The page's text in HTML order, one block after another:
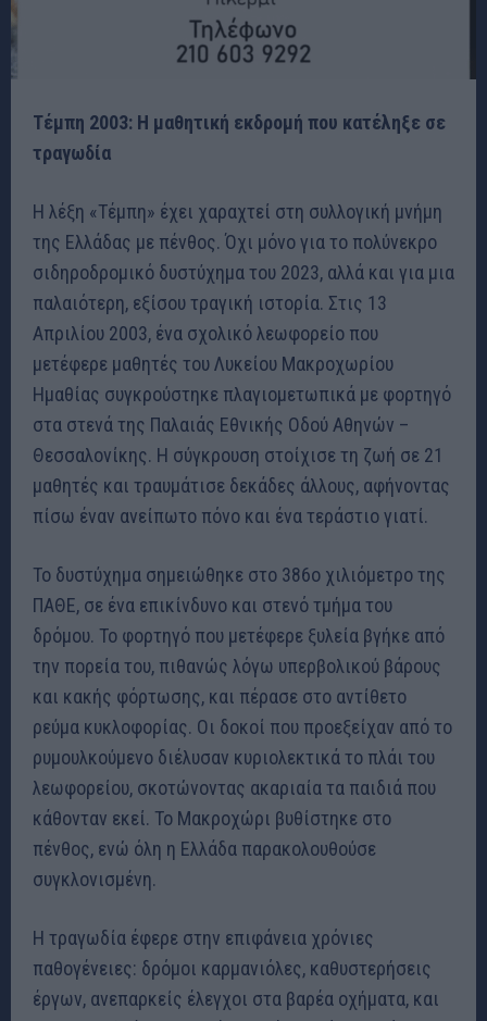
Τέμπη 2003: Η μαθητική εκδρομή που κατέληξε σε
τραγωδία
Η λέξη «Τέμπη» έχει χαραχτεί στη συλλογική μνήμη
της Ελλάδας με πένθος. Όχι μόνο για το πολύνεκρο
σιδηροδρομικό δυστύχημα του 2023, αλλά και για μια
παλαιότερη, εξίσου τραγική ιστορία. Στις 13
Απριλίου 2003, ένα σχολικό λεωφορείο που
μετέφερε μαθητές του Λυκείου Μακροχωρίου
Ημαθίας συγκρούστηκε πλαγιομετωπικά με φορτηγό
στα στενά της Παλαιάς Εθνικής Οδού Αθηνών –
Θεσσαλονίκης. Η σύγκρουση στοίχισε τη ζωή σε 21
μαθητές και τραυμάτισε δεκάδες άλλους, αφήνοντας
πίσω έναν ανείπωτο πόνο και ένα τεράστιο γιατί.
Το δυστύχημα σημειώθηκε στο 386ο χιλιόμετρο της
ΠΑΘΕ, σε ένα επικίνδυνο και στενό τμήμα του
δρόμου. Το φορτηγό που μετέφερε ξυλεία βγήκε από
την πορεία του, πιθανώς λόγω υπερβολικού βάρους
και κακής φόρτωσης, και πέρασε στο αντίθετο
ρεύμα κυκλοφορίας. Οι δοκοί που προεξείχαν από το
ρυμουλκούμενο διέλυσαν κυριολεκτικά το πλάι του
λεωφορείου, σκοτώνοντας ακαριαία τα παιδιά που
κάθονταν εκεί. Το Μακροχώρι βυθίστηκε στο
πένθος, ενώ όλη η Ελλάδα παρακολουθούσε
συγκλονισμένη.
Η τραγωδία έφερε στην επιφάνεια χρόνιες
παθογένειες: δρόμοι καρμανιόλες, καθυστερήσεις
έργων, ανεπαρκείς έλεγχοι στα βαρέα οχήματα, και